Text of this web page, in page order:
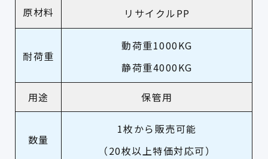
原材料 リサイクルPP
耐荷重
動荷重1000KG
静荷重4000KG
用途 保管用
数量
1枚から販売可能
（20枚以上特価対応可）